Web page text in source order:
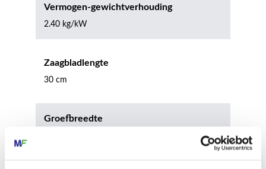
Vermogen-gewichtverhouding
2.40 kg/kW
Zaagbladlengte
30 cm
Groefbreedte